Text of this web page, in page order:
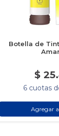
Botella de
$
6 cuotas
Agregar